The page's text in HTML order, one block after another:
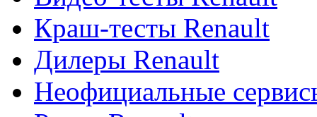
Краш-тесты Renault
Дилеры Renault
Неофициальные